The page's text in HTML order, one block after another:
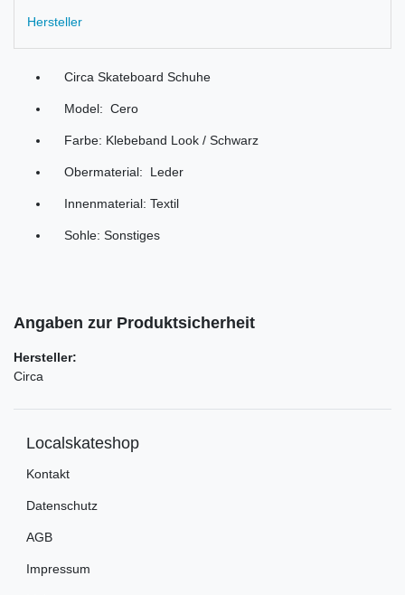
Hersteller
Circa Skateboard Schuhe
Model: Cero
Farbe: Klebeband Look / Schwarz
Obermaterial: Leder
Innenmaterial: Textil
Sohle: Sonstiges
Angaben zur Produktsicherheit
Hersteller:
Circa
Localskateshop
Kontakt
Datenschutz
AGB
Impressum